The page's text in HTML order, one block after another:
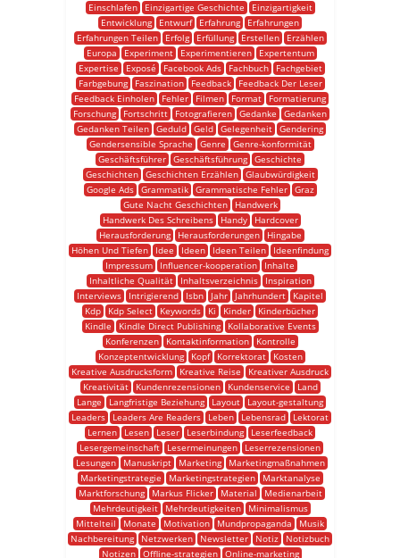
Einschlafen
Einzigartige Geschichte
Einzigartigkeit
Entwicklung
Entwurf Erfahrung
Erfahrungen
Erfahrungen Teilen
Erfolg Erfüllung Erstellen
Erzählen
Europa
Experiment Experimentieren
Expertentum
Expertise
Exposé Facebook Ads Fachbuch
Fachgebiet
Farbgebung
Faszination Feedback
Feedback Der Leser
Feedback Einholen
Fehler Filmen Format
Formatierung
Forschung
Fortschritt Fotografieren Gedanke
Gedanken
Gedanken Teilen Geduld Geld Gelegenheit Gendering
Gendersensible Sprache
Genre
Genre-konformität
Geschäftsführer Geschäftsführung Geschichte
Geschichten
Geschichten Erzählen
Glaubwürdigkeit
Google Ads
Grammatik Grammatische Fehler
Graz
Gute Nacht Geschichten
Handwerk
Handwerk Des Schreibens
Handy
Hardcover
Herausforderung
Herausforderungen
Hingabe
Höhen Und Tiefen
Idee Ideen Ideen Teilen
Ideenfindung
Impressum
Influencer-kooperation
Inhalte
Inhaltliche Qualität
Inhaltsverzeichnis
Inspiration
Interviews
Intrigierend Isbn Jahr Jahrhundert
Kapitel
Kdp
Kdp Select Keywords Ki Kinder
Kinderbücher
Kindle
Kindle Direct Publishing
Kollaborative Events
Konferenzen
Kontaktinformation
Kontrolle
Konzeptentwicklung
Kopf Korrektorat
Kosten
Kreative Ausdrucksform
Kreative Reise
Kreativer Ausdruck
Kreativität
Kundenrezensionen Kundenservice
Land
Lange
Langfristige Beziehung Layout
Layout-gestaltung
Leaders
Leaders Are Readers Leben Lebensrad
Lektorat
Lernen
Lesen Leser Leserbindung
Leserfeedback
Lesergemeinschaft
Lesermeinungen
Leserrezensionen
Lesungen
Manuskript Marketing
Marketingmaßnahmen
Marketingstrategie
Marketingstrategien
Marktanalyse
Marktforschung
Markus Flicker Material
Medienarbeit
Mehrdeutigkeit
Mehrdeutigkeiten
Minimalismus
Mittelteil
Monate Motivation Mundpropaganda
Musik
Nachbereitung
Netzwerken Newsletter Notiz
Notizbuch
Notizen
Offline-strategien
Online-marketing